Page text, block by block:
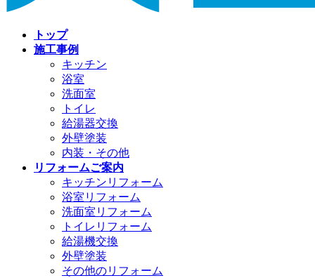
トップ
施工事例
キッチン
浴室
洗面室
トイレ
給湯器交換
外壁塗装
内装・その他
リフォームご案内
キッチンリフォーム
浴室リフォーム
洗面室リフォーム
トイレリフォーム
給湯機交換
外壁塗装
その他のリフォーム